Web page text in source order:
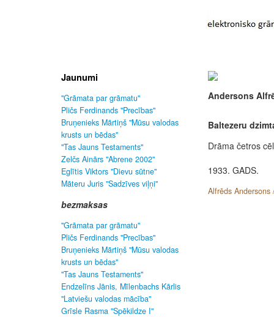
Jaunumi
"Grāmata par grāmatu"
Pličs Ferdinands "Precības"
Bruņenieks Mārtiņš "Mūsu valodas
krusts un bēdas"
"Tas Jauns Testaments"
Zelčs Ainārs "Abrene 2002"
Eglītis Viktors "Dievu sūtne"
Māteru Juris "Sadzīves viļņi"
bezmaksas
"Grāmata par grāmatu"
Pličs Ferdinands "Precības"
Bruņenieks Mārtiņš "Mūsu valodas
krusts un bēdas"
"Tas Jauns Testaments"
Endzelīns Jānis, Mīlenbachs Kārlis
"Latviešu valodas mācība"
Grīsle Rasma "Spēkildze I"
Andersons
Baltezeru
Drāma četros
1933. GADS.
Alfrēds